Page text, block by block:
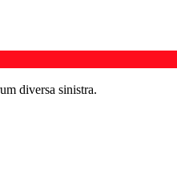
diversa sinistra.